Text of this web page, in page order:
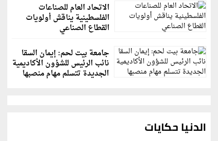
الاتحاد العام للصناعات
الفلسطينية يناقش أولويات
القطاع الصناعي
جامعة بيت لحم: إيمان السقا
نائب الرئيس للشؤون الأكاديمية
الجديدة تتسلم مهام منصبها
الدنيا حكايات